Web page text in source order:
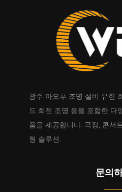
광주 아오푸 조명 설비 유한
드 회전 조명 등을 포함한 다
품을 제공합니다. 극장, 콘서
형 솔루션.
문의